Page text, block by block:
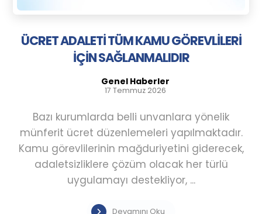
ÜCRET ADALETİ TÜM KAMU GÖREVLİLERİ
İÇİN SAĞLANMALIDIR
Genel Haberler
17 Temmuz 2026
Bazı kurumlarda belli unvanlara yönelik
münferit ücret düzenlemeleri yapılmaktadır.
Kamu görevlilerinin mağduriyetini giderecek,
adaletsizliklere çözüm olacak her türlü
uygulamayı destekliyor, ...
Devamını Oku